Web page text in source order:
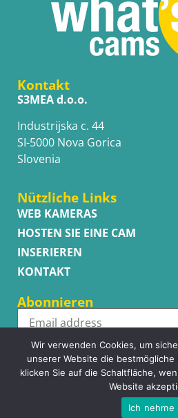
Kontakt
S3MEA d.o.o.
Industrijska c. 44
SI-5000 Nova Gorica
Slovenia
Nützliche Links
WEB KAMERAS
HOSTEN SIE EINE CAM
INSERIEREN
KONTAKT
Abonnieren
Subscribe
Copyright © WhatsupCams 2016 -
Wir verwenden Cookies, um
unserer Website die
klicken Sie auf die Schaltfläche,
Website
Ich nehme